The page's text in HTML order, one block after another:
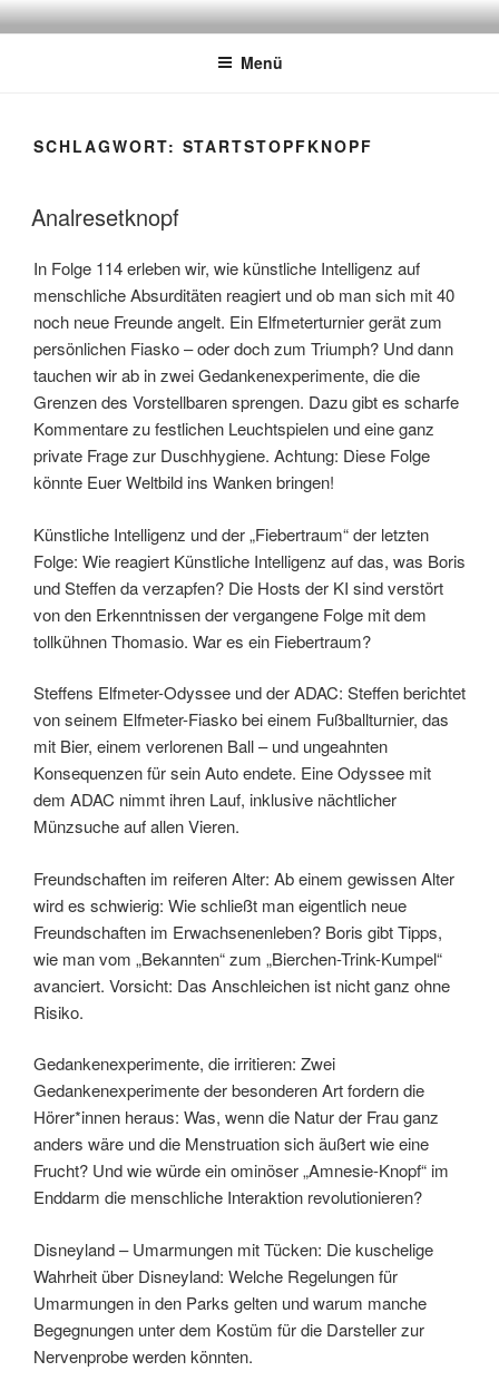
Zum
InhaltATSCHEBÄREBACH
Mit viel Spaß, Humor und Sarkasmus
Menü
SCHLAGWORT: STARTSTOPFKNOPF
Analresetknopf
In Folge 114 erleben wir, wie künstliche Intelligenz auf
menschliche Absurditäten reagiert und ob man sich mit 40
noch neue Freunde angelt. Ein Elfmeterturnier gerät zum
persönlichen Fiasko – oder doch zum Triumph? Und dann
tauchen wir ab in zwei Gedankenexperimente, die die
Grenzen des Vorstellbaren sprengen. Dazu gibt es scharfe
Kommentare zu festlichen Leuchtspielen und eine ganz
private Frage zur Duschhygiene. Achtung: Diese Folge
könnte Euer Weltbild ins Wanken bringen!
Künstliche Intelligenz und der „Fiebertraum“ der letzten
Folge: Wie reagiert Künstliche Intelligenz auf das, was Boris
und Steffen da verzapfen? Die Hosts der KI sind verstört
von den Erkenntnissen der vergangene Folge mit dem
tollkühnen Thomasio. War es ein Fiebertraum?
Steffens Elfmeter-Odyssee und der ADAC: Steffen berichtet
von seinem Elfmeter-Fiasko bei einem Fußballturnier, das
mit Bier, einem verlorenen Ball – und ungeahnten
Konsequenzen für sein Auto endete. Eine Odyssee mit
dem ADAC nimmt ihren Lauf, inklusive nächtlicher
Münzsuche auf allen Vieren.
Freundschaften im reiferen Alter: Ab einem gewissen Alter
wird es schwierig: Wie schließt man eigentlich neue
Freundschaften im Erwachsenenleben? Boris gibt Tipps,
wie man vom „Bekannten“ zum „Bierchen-Trink-Kumpel“
avanciert. Vorsicht: Das Anschleichen ist nicht ganz ohne
Risiko.
Gedankenexperimente, die irritieren: Zwei
Gedankenexperimente der besonderen Art fordern die
Hörer*innen heraus: Was, wenn die Natur der Frau ganz
anders wäre und die Menstruation sich äußert wie eine
Frucht? Und wie würde ein ominöser „Amnesie-Knopf“ im
Enddarm die menschliche Interaktion revolutionieren?
Disneyland – Umarmungen mit Tücken: Die kuschelige
Wahrheit über Disneyland: Welche Regelungen für
Umarmungen in den Parks gelten und warum manche
Begegnungen unter dem Kostüm für die Darsteller zur
Nervenprobe werden könnten.